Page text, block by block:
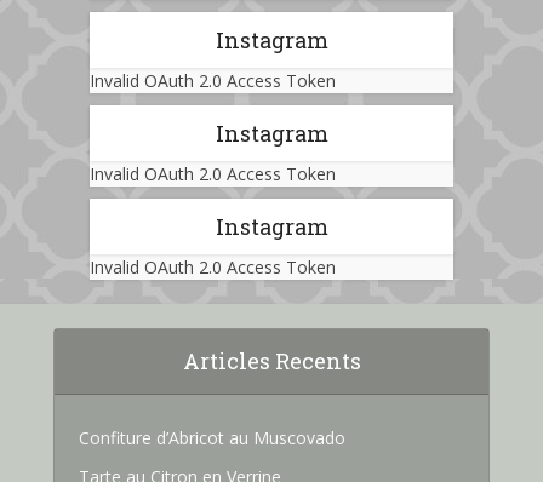
Instagram
Invalid OAuth 2.0 Access Token
Instagram
Invalid OAuth 2.0 Access Token
Instagram
Invalid OAuth 2.0 Access Token
Articles Recents
Confiture d’Abricot au Muscovado
Tarte au Citron en Verrine